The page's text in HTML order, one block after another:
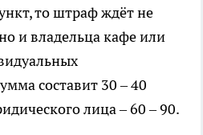
то штраф ждёт не
и владельца кафе или
составит 30 – 40
лица – 60 – 90.